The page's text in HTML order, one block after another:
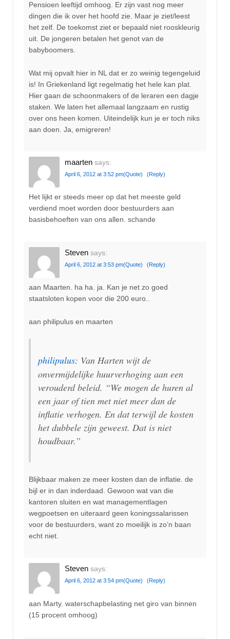
Pensioen leeftijd omhoog. Er zijn vast nog meer
dingen die ik over het hoofd zie. Maar je ziet/leest
het zelf. De toekomst ziet er bepaald niet rooskleurig
uit. De jongeren betalen het genot van de
babyboomers.
Wat mij opvalt hier in NL dat er zo weinig tegengeluid
is! In Griekenland ligt regelmatig het hele kan plat.
Hier gaan de schoonmakers of de leraren een dagje
staken. We laten het allemaal langzaam en rustig
over ons heen komen. Uiteindelijk kun je er toch niks
aan doen. Ja, emigreren!
maarten says:
April 6, 2012 at 3:52 pm(Quote) (Reply)
Het lijkt er steeds meer op dat het meeste geld
verdiend moet worden door bestuurders aan
basisbehoeften van ons allen. schande
Steven says:
April 6, 2012 at 3:53 pm(Quote) (Reply)
aan Maarten. ha ha. ja. Kan je net zo goed
staatsloten kopen voor die 200 euro..
aan philipulus en maarten
philipulus: Van Harten wijt de
onvermijdelijke huurverhoging aan een
verouderd beleid. “We mogen de huren al
een jaar of tien met niet meer dan de
inflatie verhogen. En dat terwijl de kosten
het dubbele zijn geweest. Dat is niet
houdbaar.”
Blijkbaar maken ze meer kosten dan de inflatie. de
bijl er in dan inderdaad. Gewoon wat van die
kantoren sluiten en wat managementlagen
wegpoetsen en uiteraard geen koningssalarissen
voor de bestuurders, want zo moeilijk is zo’n baan
echt niet.
Steven says:
April 6, 2012 at 3:54 pm(Quote) (Reply)
aan Marty. waterschapbelasting net giro van binnen
(15 procent omhoog)